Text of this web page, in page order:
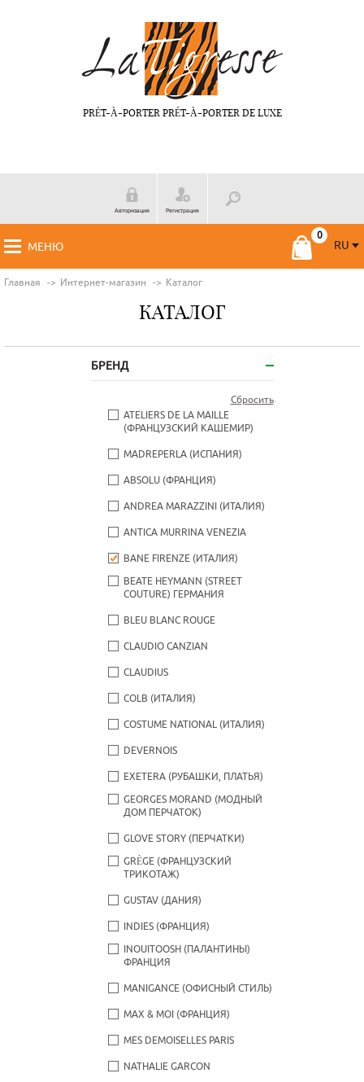
PRÉT-À-PORTER PRÉT-À-PORTER DE LUXE
Авторизация Регистрация
МЕНЮ
RU
Главная Интернет-магазин Каталог
КАТАЛОГ
БРЕНД
Сбросить
ATELIERS DE LA MAILLE
(ФРАНЦУЗСКИЙ КАШЕМИР)
MADREPERLA (ИСПАНИЯ)
ABSOLU (ФРАНЦИЯ)
ANDREA MARAZZINI (ИТАЛИЯ)
ANTICA MURRINA VENEZIA
BANE FIRENZE (ИТАЛИЯ)
BEATE НEYMANN (STREET
COUTURE) ГЕРМАНИЯ
BLEU BLANC ROUGE
CLAUDIO CANZIAN
CLAUDIUS
COLB (ИТАЛИЯ)
COSTUME NATIONAL (ИТАЛИЯ)
DEVERNOIS
EXETERA (РУБАШКИ, ПЛАТЬЯ)
GEORGES MORAND (МОДНЫЙ
ДОМ ПЕРЧАТОК)
GLOVE STORY (ПЕРЧАТКИ)
GRÈGE (ФРАНЦУЗСКИЙ
ТРИКОТАЖ)
GUSTAV (ДАНИЯ)
INDIES (ФРАНЦИЯ)
INOUITOOSH (ПАЛАНТИНЫ)
ФРАНЦИЯ
MANIGANCE (ОФИСНЫЙ СТИЛЬ)
MAX & MOI (ФРАНЦИЯ)
MES DEMOISELLES PARIS
NATHALIE GARCON